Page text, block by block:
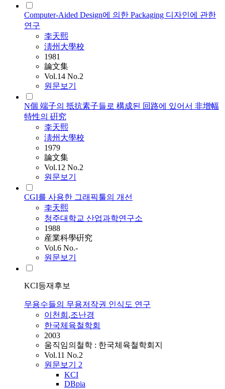
Computer-Aided Design에 의한 Packaging 디자인에 관한
연구
李天熙
淸州大學校
1981
論文集
Vol.14 No.2
원문보기
N個 端子의 抵抗素子들로 構成된 回路에 있어서 非增幅
特性의 硏究
李天熙
淸州大學校
1979
論文集
Vol.12 No.2
원문보기
CGI를 사용한 그래픽툴의 개선
李天熙
청주대학교 산업과학연구소
1988
産業科學硏究
Vol.6 No.-
원문보기
KCI등재후보
무용수들의 무용저작권 인식도 연구
이천희 ,조난경
한국체육철학회
2003
움직임의철학 : 한국체육철학회지
Vol.11 No.2
원문보기 2
KCI
DBpia